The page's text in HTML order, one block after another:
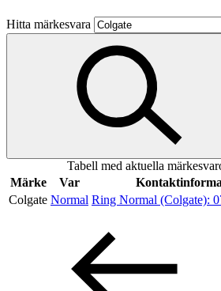
Butiker
Mat och dryck
Evenemang
Kundklubb
Inspiration
Hitta märkesvara
Tabell med aktuella
Märke
Var
Colgate Normal Ring Normal (Colgate):